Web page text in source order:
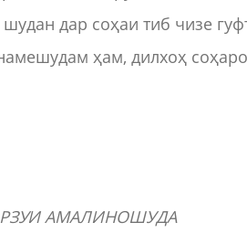
дар соҳаи тиб чизе
ҳам, дилхоҳ
АМАЛИНОШУДА